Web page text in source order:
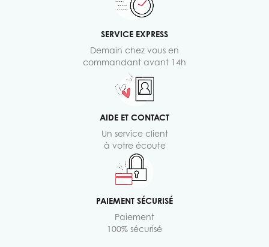
SERVICE EXPRESS
Demain chez vous en
commandant avant 14h
AIDE ET CONTACT
Un service client
à votre écoute
PAIEMENT SÉCURISÉ
Paiement
100% sécurisé